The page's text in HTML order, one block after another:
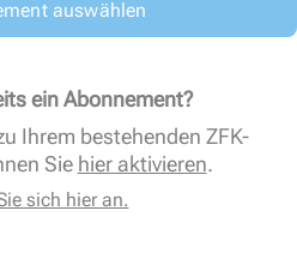
auswählen
ein Abonnement?
Ihrem bestehenden ZFK-
Sie hier aktivieren.
sich hier an.